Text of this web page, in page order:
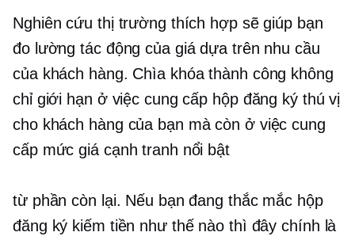
Nghiên cứu thị trường thích hợp sẽ giúp bạn
đo lường tác động của giá dựa trên nhu cầu
của khách hàng. Chìa khóa thành công không
chỉ giới hạn ở việc cung cấp hộp đăng ký thú vị
cho khách hàng của bạn mà còn ở việc cung
cấp mức giá cạnh tranh nổi bật
từ phần còn lại. Nếu bạn đang thắc mắc hộp
đăng ký kiếm tiền như thế nào thì đây chính là